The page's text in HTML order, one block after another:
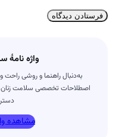
واژه نامۀ
به‌دنبال راهنما و روشی راحت
اصطلاحات تخصصی سلامت زنان
مشاهده